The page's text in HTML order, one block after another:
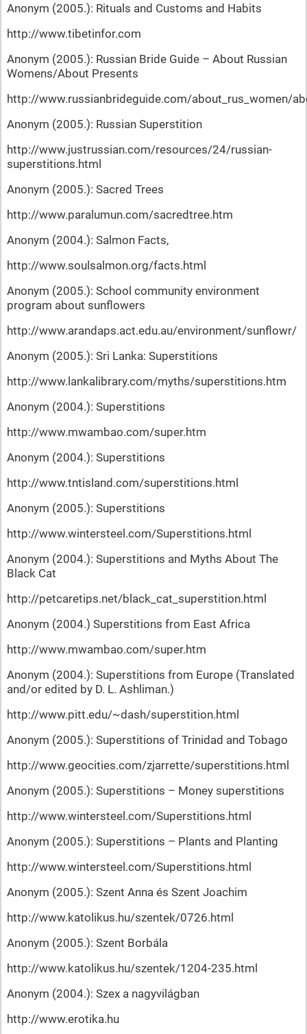
Anonym (2005.): Rituals and Customs and Habits
http://www.tibetinfor.com
Anonym (2005.): Russian Bride Guide – About Russian
Womens/About Presents
http://www.russianbrideguide.com/about_rus_women/
Anonym (2005.): Russian Superstition
http://www.justrussian.com/resources/24/russian-
superstitions.html
Anonym (2005.): Sacred Trees
http://www.paralumun.com/sacredtree.htm
Anonym (2004.): Salmon Facts,
http://www.soulsalmon.org/facts.html
Anonym (2005.): School community environment
program about sunflowers
http://www.arandaps.act.edu.au/environment/sunflowr/
Anonym (2005.): Sri Lanka: Superstitions
http://www.lankalibrary.com/myths/superstitions.htm
Anonym (2004.): Superstitions
http://www.mwambao.com/super.htm
Anonym (2004.): Superstitions
http://www.tntisland.com/superstitions.html
Anonym (2005.): Superstitions
http://www.wintersteel.com/Superstitions.html
Anonym (2004.): Superstitions and Myths About The
Black Cat
http://petcaretips.net/black_cat_superstition.html
Anonym (2004.) Superstitions from East Africa
http://www.mwambao.com/super.htm
Anonym (2004.): Superstitions from Europe (Translated
and/or edited by D. L. Ashliman.)
http://www.pitt.edu/~dash/superstition.html
Anonym (2005.): Superstitions of Trinidad and Tobago
http://www.geocities.com/zjarrette/superstitions.html
Anonym (2005.): Superstitions – Money superstitions
http://www.wintersteel.com/Superstitions.html
Anonym (2005.): Superstitions – Plants and Planting
http://www.wintersteel.com/Superstitions.html
Anonym (2005.): Szent Anna és Szent Joachim
http://www.katolikus.hu/szentek/0726.html
Anonym (2005.): Szent Borbála
http://www.katolikus.hu/szentek/1204-235.html
Anonym (2004.): Szex a nagyvilágban
http://www.erotika.hu